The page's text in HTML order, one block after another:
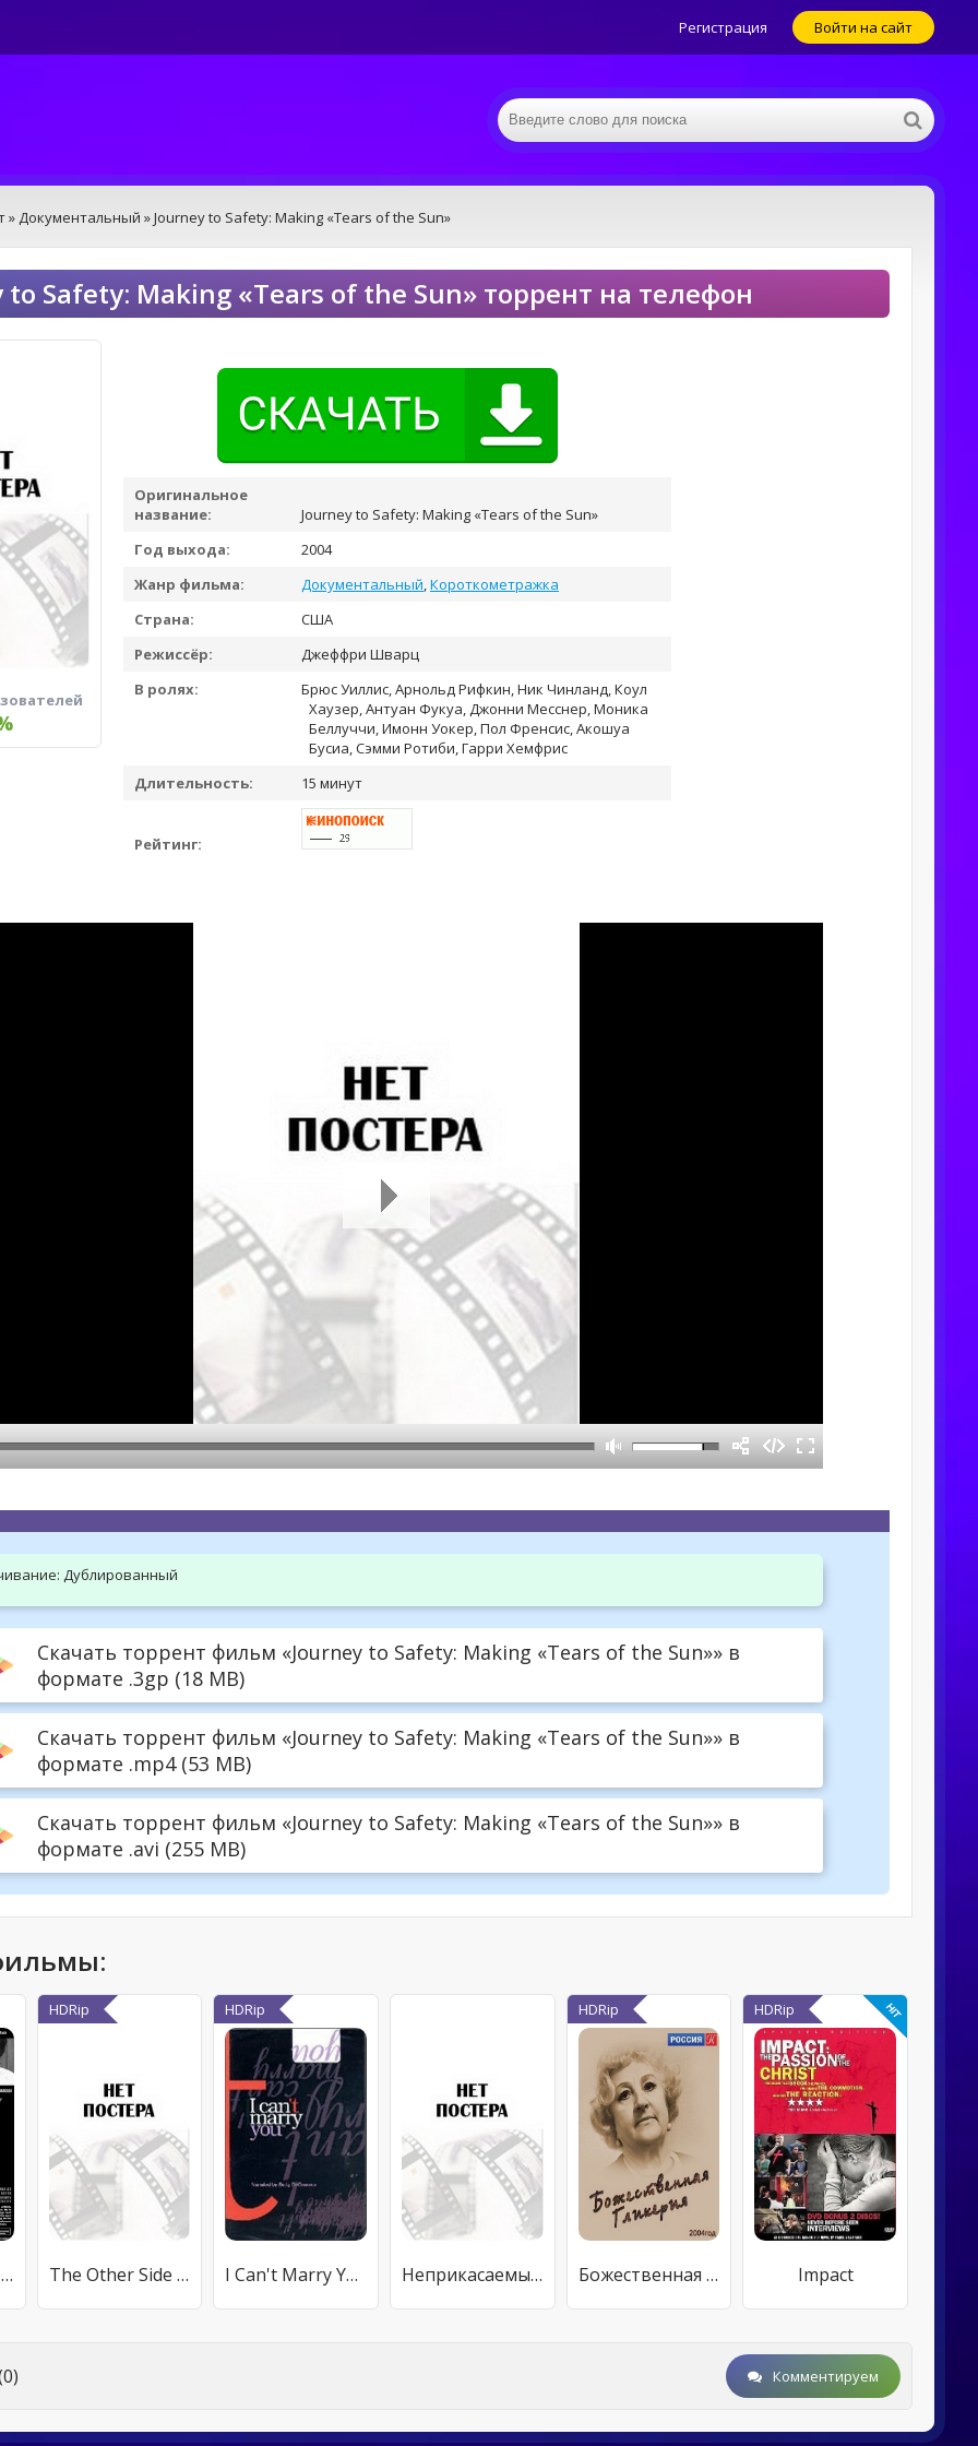
Регистрация Войти на сайт
» Документальный » Journey to Safety: Making «Tears of the Sun»
to Safety: Making «Tears of the Sun» торрент на телефон
Оригинальное
название:
Journey to Safety: Making «Tears of the Sun»
Год выхода:
2004
Жанр фильма:
Документальный,Короткометражка
Страна:
США
Режиссёр:
Джеффри Шварц
В ролях:
Брюс Уиллис, Арнольд Рифкин, Ник Чинланд, Коул
Хаузер, Антуан Фукуа, Джонни Месснер, Моника
Беллуччи, Имонн Уокер, Пол Френсис, Акошуа
Бусиа, Сэмми Ротиби, Гарри Хемфрис
Длительность:
15 минут
Рейтинг:
Дублированный
Скачать торрент фильм «Journey to Safety: Making «Tears of the Sun»» в
формате .3gp (18 MB)
Скачать торрент фильм «Journey to Safety: Making «Tears of the Sun»» в
формате .mp4 (53 MB)
Скачать торрент фильм «Journey to Safety: Making «Tears of the Sun»» в
формате .avi (255 MB)
Гражданин Шэйн
HDRip
The Other Side of AIDS
HDRip
I Can't Marry You Неприкасаемые: Рассказы со съемок
HDRip
Божественная Гликерия
HDRip
Impact
Комментируем